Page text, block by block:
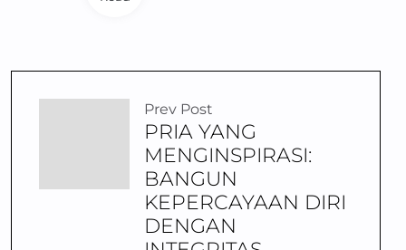
Prev Post
PRIA YANG
MENGINSPIRASI:
BANGUN
KEPERCAYAAN DIRI
DENGAN